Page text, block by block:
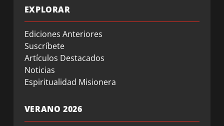
EXPLORAR
Ediciones Anteriores
Suscríbete
Artículos Destacados
Noticias
Espiritualidad Misionera
VERANO 2026